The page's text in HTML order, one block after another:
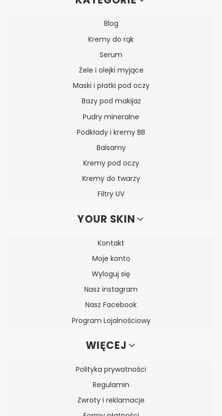
Blog
Kremy do rąk
Serum
Żele i olejki myjące
Maski i płatki pod oczy
Bazy pod makijaż
Pudry mineralne
Podkłady i kremy BB
Balsamy
Kremy pod oczy
Kremy do twarzy
Filtry UV
YOUR SKIN
Kontakt
Moje konto
Wyloguj się
Nasz instagram
Nasz Facebook
Program Lojalnościowy
WIĘCEJ
Polityka prywatności
Regulamin
Zwroty i reklamacje